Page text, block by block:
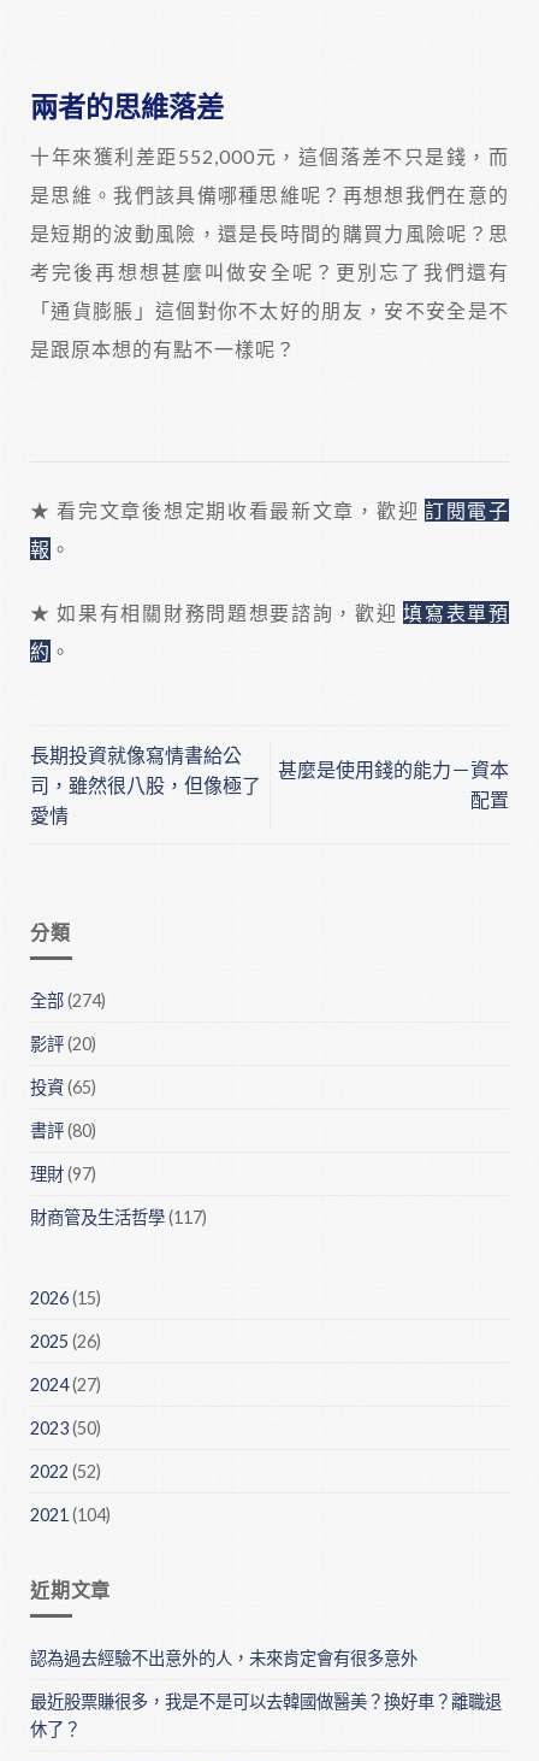
兩者的思維落差
十年來獲利差距552,000元，這個落差不只是錢，而
是思維。我們該具備哪種思維呢？再想想我們在意的
是短期的波動風險，還是長時間的購買力風險呢？思
考完後再想想甚麼叫做安全呢？更別忘了我們還有
「通貨膨脹」這個對你不太好的朋友，安不安全是不
是跟原本想的有點不一樣呢？
★ 看完文章後想定期收看最新文章，歡迎 訂閱電子
報 。
★ 如果有相關財務問題想要諮詢，歡迎填寫表單預
約 。
長期投資就像寫情書給公
司，雖然很八股，但像極了
愛情
甚麼是使用錢的能力－資本
配置
分類
全部(274)
影評(20)
投資(65)
書評(80)
理財(97)
財商管及生活哲學(117)
2026(15)
2025 (26)
2024(27)
2023(50)
2022 (52)
2021 (104)
近期文章
認為過去經驗不出意外的人，未來肯定會有很多意外
最近股票賺很多，我是不是可以去韓國做醫美？換好車？離職退
休了？